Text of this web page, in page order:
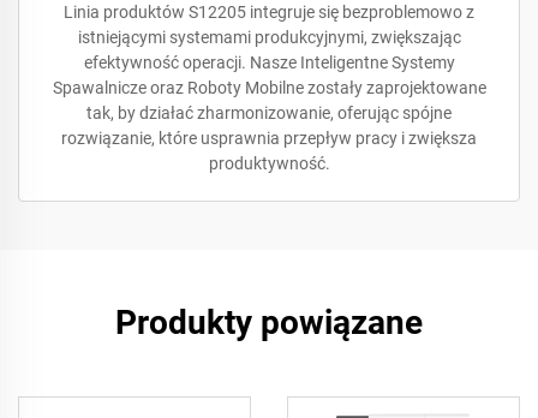
Linia produktów S12205 integruje się bezproblemowo z
istniejącymi systemami produkcyjnymi, zwiększając
efektywność operacji. Nasze Inteligentne Systemy
Spawalnicze oraz Roboty Mobilne zostały zaprojektowane
tak, by działać zharmonizowanie, oferując spójne
rozwiązanie, które usprawnia przepływ pracy i zwiększa
produktywność.
Produkty powiązane